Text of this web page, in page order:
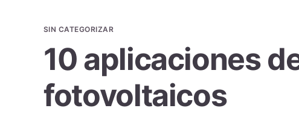
SIN CATEGORIZAR
10 aplicaciones
fotovoltaicos